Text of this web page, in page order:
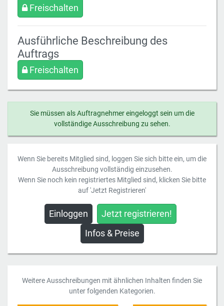
Freischalten
Ausführliche Beschreibung des
Auftrags
Freischalten
Sie müssen als Auftragnehmer eingeloggt sein um die
vollständige Ausschreibung zu sehen.
Wenn Sie bereits Mitglied sind, loggen Sie sich bitte ein, um die
Ausschreibung vollständig einzusehen.
Wenn Sie noch kein registriertes Mitglied sind, klicken Sie bitte
auf 'Jetzt Registrieren'
Einloggen
Jetzt registrieren!
Infos & Preise
Weitere Ausschreibungen mit ähnlichen Inhalten finden Sie
unter folgenden Kategorien.